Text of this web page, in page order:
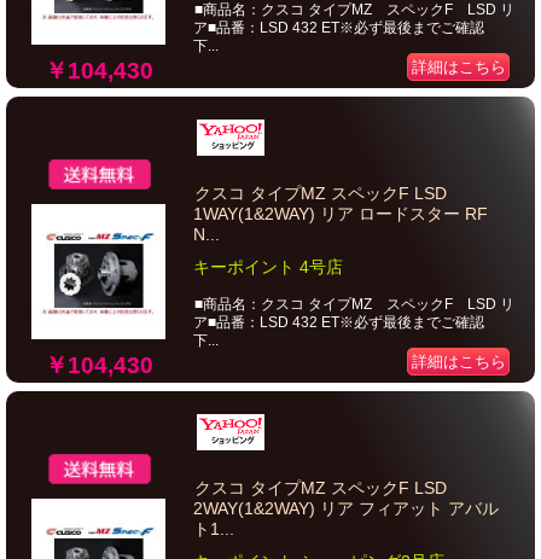
￥104,430
■商品名：クスコ タイプMZ スペックF LSD リ
ア■品番：LSD 432 ET※必ず最後までご確認
下...
詳細はこちら
￥104,430
クスコ タイプMZ スペックF LSD
1WAY(1&2WAY) リア ロードスター RF
N...
キーポイント 4号店
■商品名：クスコ タイプMZ スペックF LSD リ
ア■品番：LSD 432 ET※必ず最後までご確認
下...
詳細はこちら
クスコ タイプMZ スペックF LSD
2WAY(1&2WAY) リア フィアット アバル
ト1...